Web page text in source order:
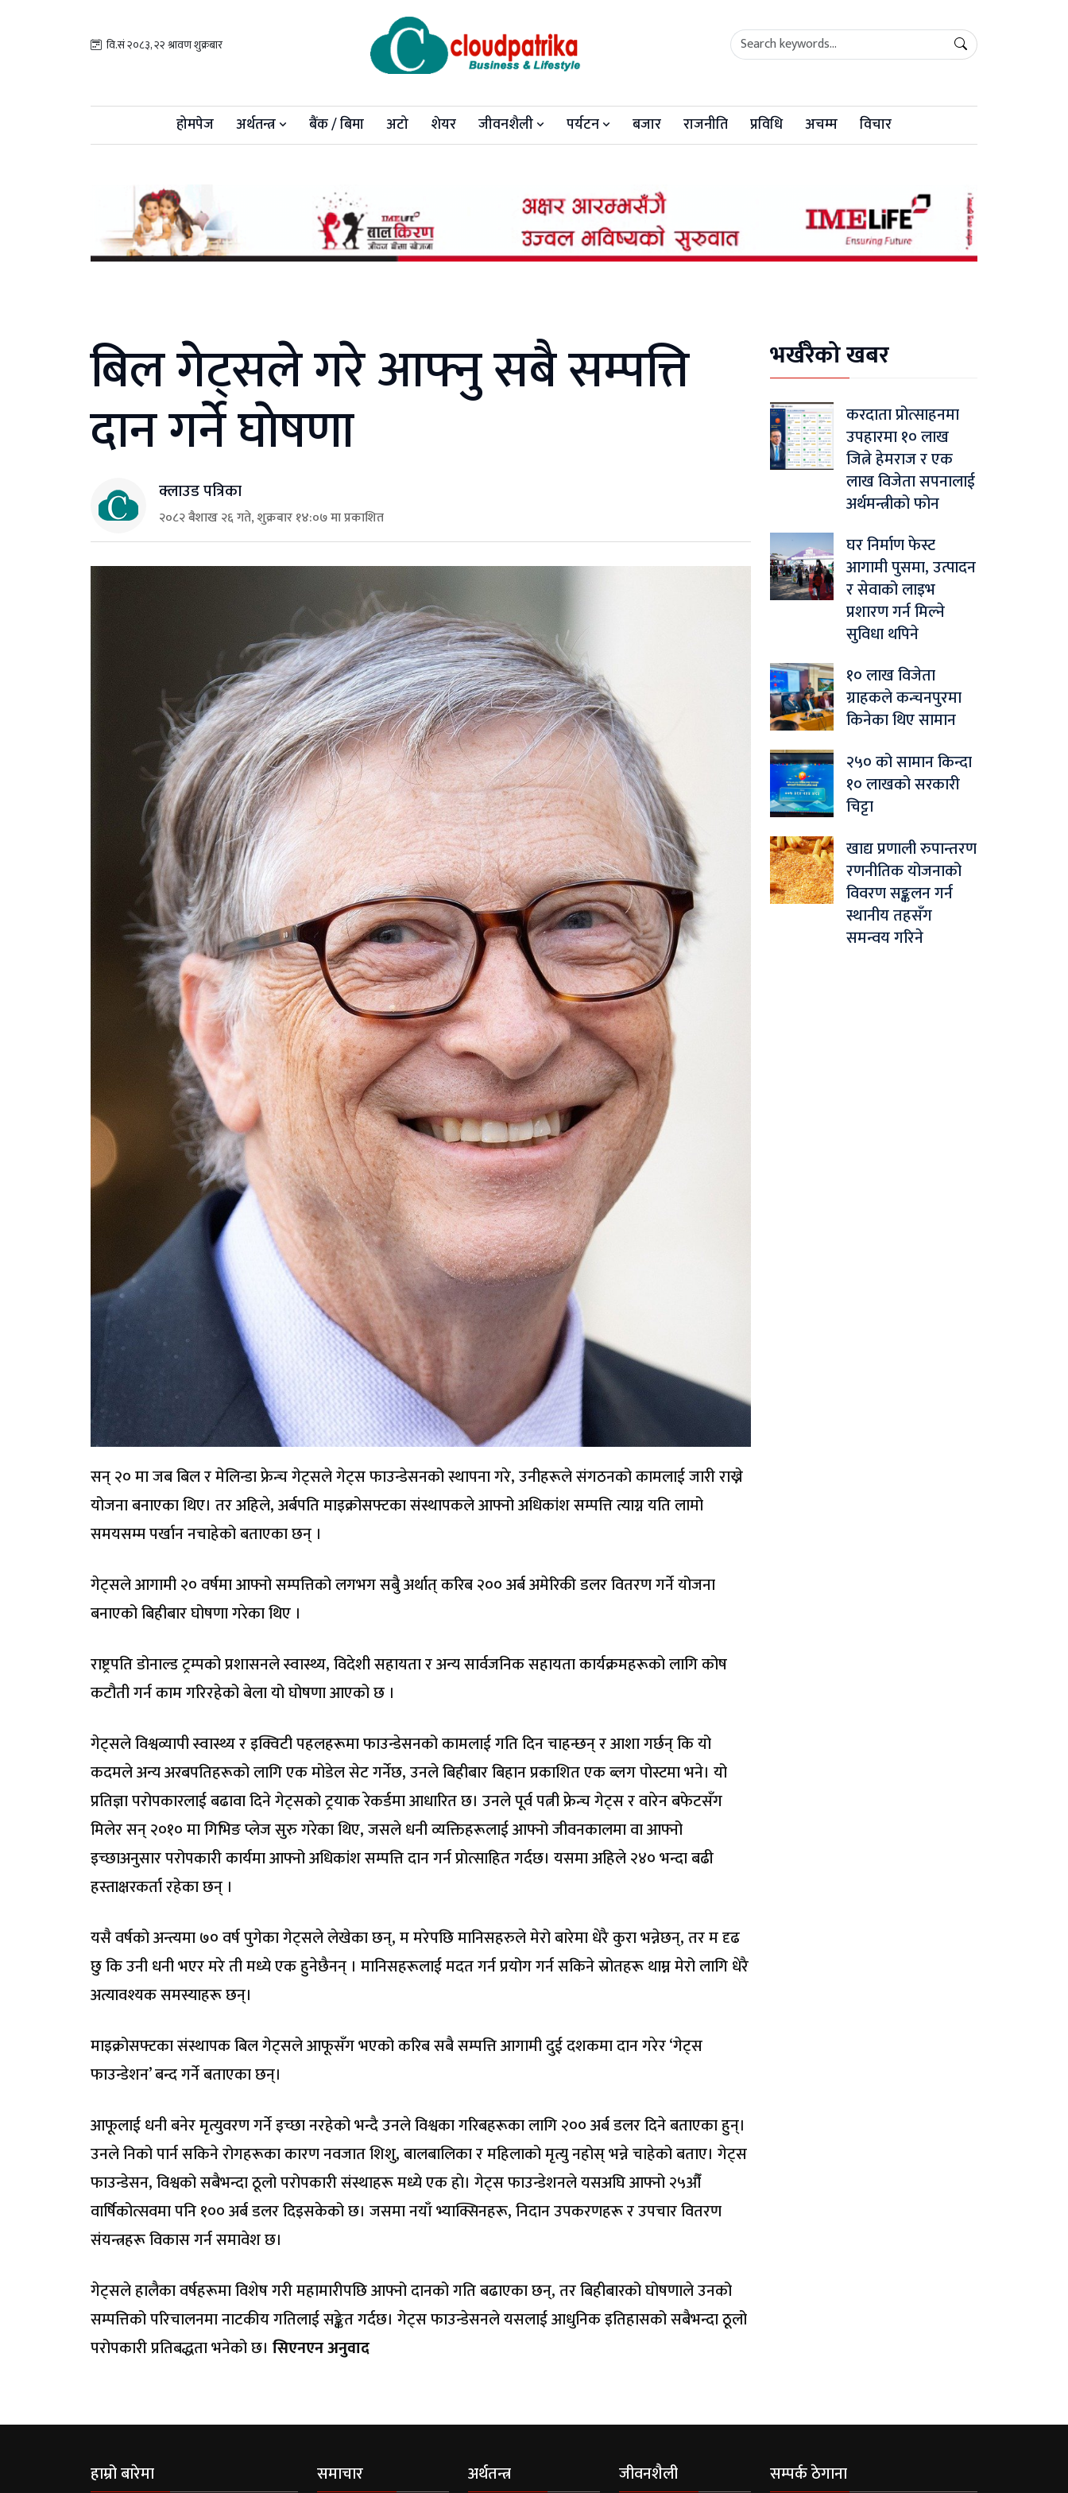
वि.सं २०८३, २२ श्रावण शुक्रबार
होमपेज अर्थतन्त्र बैंक / बिमा अटो शेयर जीवनशैली पर्यटन बजार राजनीति प्रविधि अचम्म विचार
बिल गेट्सले गरे आफ्नु सबै सम्पत्ति
दान गर्ने घाेषणा
क्लाउड पत्रिका
२०८२ बैशाख २६ गते, शुक्रबार १४:०७ मा प्रकाशित
सन् २० मा जब बिल र मेलिन्डा फ्रेन्च गेट्सले गेट्स फाउन्डेसनको स्थापना गरे, उनीहरूले संगठनको कामलाई जारी राख्ने
योजना बनाएका थिए। तर अहिले, अर्बपति माइक्रोसफ्टका संस्थापकले आफ्नो अधिकांश सम्पत्ति त्याग्न यति लामो
समयसम्म पर्खान नचाहेको बताएका छन् ।
गेट्सले आगामी २० वर्षमा आफ्नो सम्पत्तिको लगभग सबैु अर्थात् करिब २०० अर्ब अमेरिकी डलर वितरण गर्ने योजना
बनाएको बिहीबार घोषणा गरेका थिए ।
राष्ट्रपति डोनाल्ड ट्रम्पको प्रशासनले स्वास्थ्य, विदेशी सहायता र अन्य सार्वजनिक सहायता कार्यक्रमहरूको लागि कोष
कटौती गर्न काम गरिरहेको बेला यो घोषणा आएको छ ।
गेट्सले विश्वव्यापी स्वास्थ्य र इक्विटी पहलहरूमा फाउन्डेसनको कामलाई गति दिन चाहन्छन् र आशा गर्छन् कि यो
कदमले अन्य अरबपतिहरूको लागि एक मोडेल सेट गर्नेछ, उनले बिहीबार बिहान प्रकाशित एक ब्लग पोस्टमा भने। यो
प्रतिज्ञा परोपकारलाई बढावा दिने गेट्सको ट्रयाक रेकर्डमा आधारित छ। उनले पूर्व पत्नी फ्रेन्च गेट्स र वारेन बफेटसँग
मिलेर सन् २०१० मा गिभिङ प्लेज सुरु गरेका थिए, जसले धनी व्यक्तिहरूलाई आफ्नो जीवनकालमा वा आफ्नो
इच्छाअनुसार परोपकारी कार्यमा आफ्नो अधिकांश सम्पत्ति दान गर्न प्रोत्साहित गर्दछ। यसमा अहिले २४० भन्दा बढी
हस्ताक्षरकर्ता रहेका छन् ।
यसै वर्षको अन्त्यमा ७० वर्ष पुगेका गेट्सले लेखेका छन्, म मरेपछि मानिसहरुले मेरो बारेमा धेरै कुरा भन्नेछन्, तर म दृढ
छु कि उनी धनी भएर मरे ती मध्ये एक हुनेछैनन् । मानिसहरूलाई मदत गर्न प्रयोग गर्न सकिने स्रोतहरू थाम्न मेरो लागि धेरै
अत्यावश्यक समस्याहरू छन्।
माइक्रोसफ्टका संस्थापक बिल गेट्सले आफूसँग भएको करिब सबै सम्पत्ति आगामी दुई दशकमा दान गरेर ‘गेट्स
फाउन्डेशन’ बन्द गर्ने बताएका छन्।
आफूलाई धनी बनेर मृत्युवरण गर्ने इच्छा नरहेको भन्दै उनले विश्वका गरिबहरूका लागि २०० अर्ब डलर दिने बताएका हुन्।
उनले निको पार्न सकिने रोगहरूका कारण नवजात शिशु, बालबालिका र महिलाको मृत्यु नहोस् भन्ने चाहेको बताए। गेट्स
फाउन्डेसन, विश्वको सबैभन्दा ठूलो परोपकारी संस्थाहरू मध्ये एक हाे। गेट्स फाउन्डेशनले यसअघि आफ्नो २५औँ
वार्षिकोत्सवमा पनि १०० अर्ब डलर दिइसकेको छ। जसमा नयाँ भ्याक्सिनहरू, निदान उपकरणहरू र उपचार वितरण
संयन्त्रहरू विकास गर्न समावेश छ।
गेट्सले हालैका वर्षहरूमा विशेष गरी महामारीपछि आफ्नो दानको गति बढाएका छन्, तर बिहीबारको घोषणाले उनको
सम्पत्तिको परिचालनमा नाटकीय गतिलाई सङ्केत गर्दछ। गेट्स फाउन्डेसनले यसलाई आधुनिक इतिहासको सबैभन्दा ठूलो
परोपकारी प्रतिबद्धता भनेको छ। सिएनएन अनुवाद
भर्खरैको खबर
करदाता प्रोत्साहनमा
उपहारमा १० लाख
जित्ने हेमराज र एक
लाख विजेता सपनालाई
अर्थमन्त्रीको फोन
घर निर्माण फेस्ट
आगामी पुसमा, उत्पादन
र सेवाको लाइभ
प्रशारण गर्न मिल्ने
सुविधा थपिने
१० लाख विजेता
ग्राहकले कन्चनपुरमा
किनेका थिए सामान
२५० को सामान किन्दा
१० लाखको सरकारी
चिट्टा
खाद्य प्रणाली रुपान्तरण
रणनीतिक योजनाको
विवरण सङ्कलन गर्न
स्थानीय तहसँग
समन्वय गरिने
हाम्रो बारेमा समाचार अर्थतन्त्र जीवनशैली सम्पर्क ठेगाना